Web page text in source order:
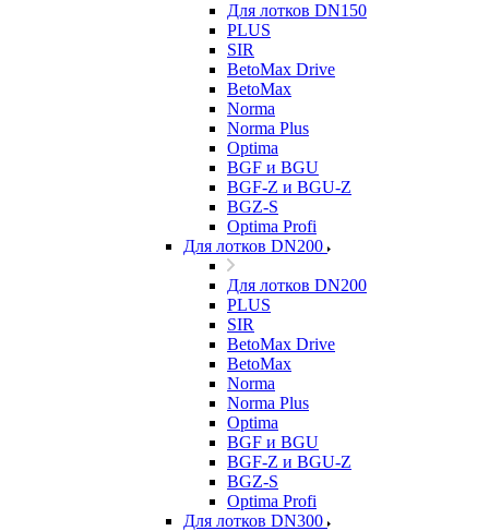
Для лотков DN150
PLUS
SIR
BetoMax Drive
BetoMax
Norma
Norma Plus
Optima
BGF и BGU
BGF-Z и BGU-Z
BGZ-S
Optima Profi
Для лотков DN200
Для лотков DN200
PLUS
SIR
BetoMax Drive
BetoMax
Norma
Norma Plus
Optima
BGF и BGU
BGF-Z и BGU-Z
BGZ-S
Optima Profi
Для лотков DN300